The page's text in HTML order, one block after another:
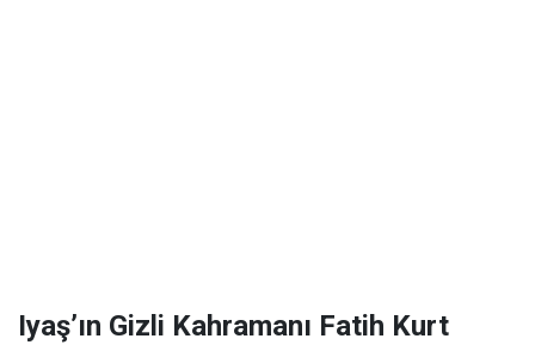
Iyaş’ın Gizli Kahramanı Fatih Kurt